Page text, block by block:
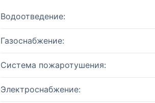
Водоотведение:
Газоснабжение:
Система пожаротушения:
Электроснабжение: